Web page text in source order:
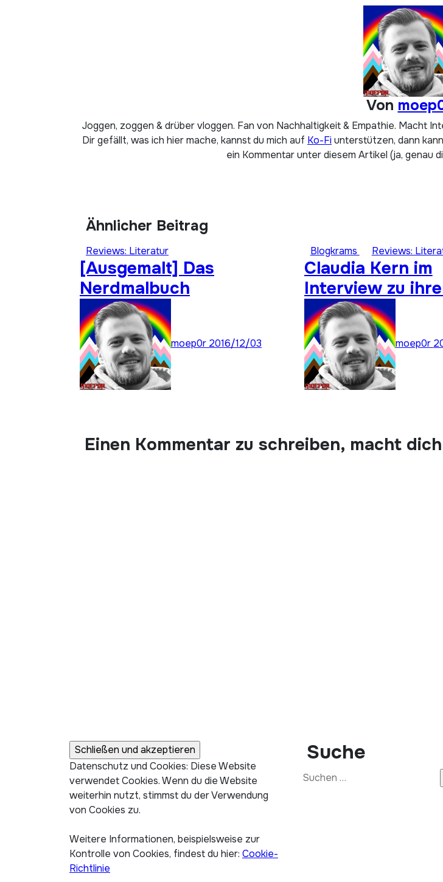
Von
Joggen, zoggen & drüber vloggen. Fan von Nachhaltigkeit & Empathie. Macht
Dir gefällt, was ich hier mache, kannst du mich auf Ko-Fiunterstützen, dann
ein Kommentar unter diesem Artikel (ja, genau
Ähnlicher Beitrag
Reviews: Literatur
[Ausgemalt] Das
Nerdmalbuch
moep0r 2016/12/03
Blogkrams Reviews:
Claudia Kern im
Interview zu
Zombie-
„Homo Sapiens
moep0r
Einen Kommentar zu schreiben, macht
Datenschutz und Cookies: Diese Website
verwendet Cookies. Wenn du die Website
weiterhin nutzt, stimmst du der Verwendung
von Cookies zu.
Weitere Informationen, beispielsweise zur
Kontrolle von Cookies, findest du hier: Cookie-
Richtlinie
Suche
Suchen